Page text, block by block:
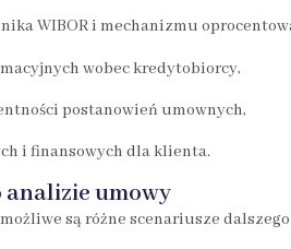
WIBOR i mechanizmu
wobec kredytobiorcy,
postanowień umownych,
i finansowych dla klienta.
analizie umowy
są różne scenariusze